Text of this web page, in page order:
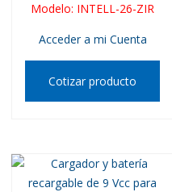
Modelo: INTELL-26-ZIR
Acceder a mi Cuenta
Cotizar producto